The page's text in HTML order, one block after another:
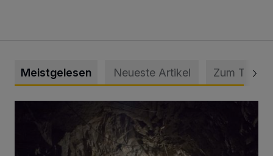
Meistgelesen Neueste Artikel Zum Thema